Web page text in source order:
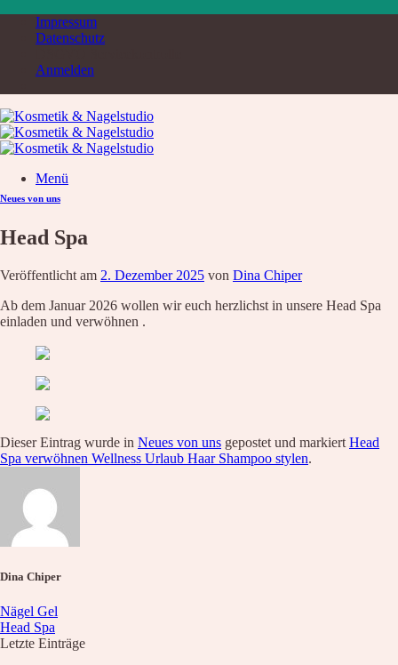
Impressum
Datenschutz
Anmelden
Menü
Home
Service
Liste aller Angebote
Kosmetik Luxusbehandlung
Hyaluron pen Behandlung
Microblading
PMU Permanent Make Up
Über Uns
Neues von uns
Head Spa
Veröffentlicht am 2. Dezember 2025 von Dina Chiper
Ab dem Januar 2026 wollen wir euch herzlichst in unsere Head Spa
einladen und verwöhnen .
Dieser Eintrag wurde in Neues von uns gepostet und markiert Head
Spa verwöhnen Wellness Urlaub Haar Shampoo stylen.
Dina Chiper
Nägel Gel
Head Spa
Letzte Einträge